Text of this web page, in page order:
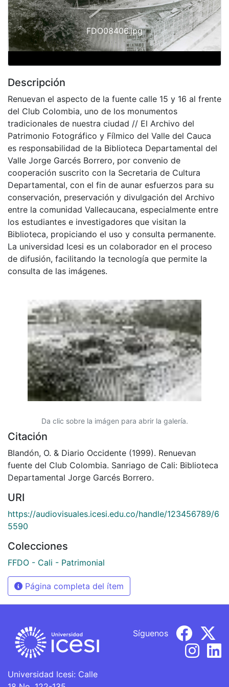
FDO08406.jpg
Descripción
Renuevan el aspecto de la fuente calle 15 y 16 al frente
del Club Colombia, uno de los monumentos
tradicionales de nuestra ciudad // El Archivo del
Patrimonio Fotográfico y Fílmico del Valle del Cauca
es responsabilidad de la Biblioteca Departamental del
Valle Jorge Garcés Borrero, por convenio de
cooperación suscrito con la Secretaria de Cultura
Departamental, con el fin de aunar esfuerzos para su
conservación, preservación y divulgación del Archivo
entre la comunidad Vallecaucana, especialmente entre
los estudiantes e investigadores que visitan la
Biblioteca, propiciando el uso y consulta permanente.
La universidad Icesi es un colaborador en el proceso
de difusión, facilitando la tecnología que permite la
consulta de las imágenes.
Da clic sobre la imágen para abrir la galería.
Citación
Blandón, O. & Diario Occidente (1999). Renuevan
fuente del Club Colombia. Sanriago de Cali: Biblioteca
Departamental Jorge Garcés Borrero.
URI
https://audiovisuales.icesi.edu.co/handle/123456789/6
5590
Colecciones
FFDO - Cali - Patrimonial
Página completa del ítem
Universidad Icesi: Calle
Síguenos